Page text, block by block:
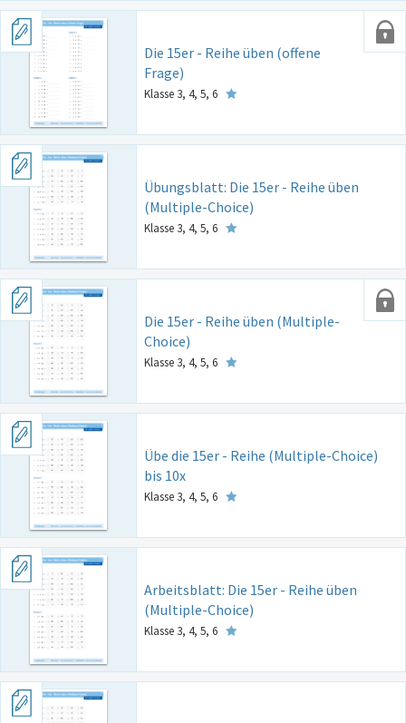
Die 15er - Reihe üben (offene
Frage)
Klasse 3, 4, 5, 6
Übungsblatt: Die 15er - Reihe üben
(Multiple-Choice)
Klasse 3, 4, 5, 6
Die 15er - Reihe üben (Multiple-
Choice)
Klasse 3, 4, 5, 6
Übe die 15er - Reihe (Multiple-Choice)
bis 10x
Klasse 3, 4, 5, 6
Arbeitsblatt: Die 15er - Reihe üben
(Multiple-Choice)
Klasse 3, 4, 5, 6